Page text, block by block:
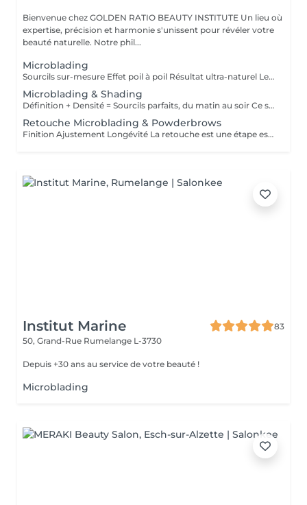
Bienvenue chez GOLDEN RATIO BEAUTY INSTITUTE Un lieu où
expertise, précision et harmonie s'unissent pour révéler votre
beauté naturelle. Notre phil...
Microblading
Sourcils sur-mesure Effet poil à poil Résultat ultra-naturel Le microblading est une technique de maquillage semi-permanent qui permet de redessiner les sourcils de façon précise et naturelle, en imitant parfaitement l'aspect du poil. À l'aide d'une fine lame composée de micro-aiguilles, des pigments sont implantés manuellement dans la couche superficielle de la peau. Ce soin est idéal pour : restructurer une ligne clairsemée, corriger une asymétrie, gagner du temps au quotidien, sublimer le regard sans maquillage. Résultat : des sourcils harmonieux, élégants et adaptés à la morphologie de votre visage invisiblement travaillés, visiblement magnifiques. La tenue varie de 9 à 18 mois selon le type de peau, le mode de vie et l'entretien.
Microblading & Shading
Définition + Densité = Sourcils parfaits, du matin au soir Ce soin combine deux techniques complémentaires pour un résultat à la fois structuré, doux et sophistiqué : Le microblading (effet poil à poil) recrée chaque poil avec une extrême précision pour redessiner et restructurer la ligne naturelle du sourcil. Le shading (ombrage en dégradé) ajoute de la densité et un effet maquillé très subtil, comme un léger poudré. Cette combinaison est idéale pour les sourcils clairsemés, asymétriques ou manquant de définition, et convient à tous les types de peau, y compris les peaux grasses. Résultat : des sourcils naturels à la base, plus intenses vers la queue, avec un effet make-up no make-up longue durée. Tenue : 12 à 24 mois selon le type de peau et l'entretien.
Retouche Microblading & Powderbrows
Finition Ajustement Longévité La retouche est une étape essentielle pour parfaire le résultat initial du microblading ou des powder brows. Elle permet de : ajuster la forme ou l'intensité, renforcer la couleur, corriger les éventuelles irrégularités liées à la cicatrisation, prolonger la tenue du maquillage semi-permanent. Première retouche recommandée 4 à 8 semaines après la première séance. Ensuite, des retouches annuelles sont conseillées pour entretenir la couleur et la netteté du tracé. Résultat : des sourcils toujours frais, nets et parfaitement définis, sur le long terme. Ce tarif s'applique uniquement aux microbladings & Powderbrows réalisés par notre artiste.
Institut Marine
83
50, Grand-Rue Rumelange L-3730
Depuis +30 ans au service de votre beauté !
Microblading